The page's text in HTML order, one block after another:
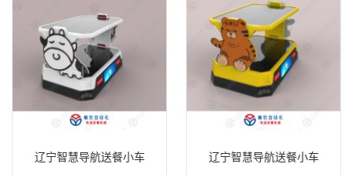
辽宁智慧导航送餐小车 辽宁智慧导航送餐小车